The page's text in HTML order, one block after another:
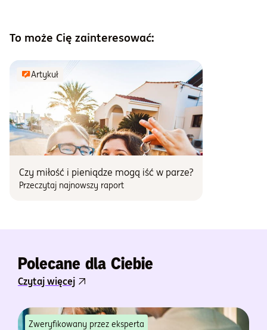
To może Cię zainteresować:
Artykuł
Czy miłość i pieniądze mogą iść w parze?
Przeczytaj najnowszy raport
Polecane dla Ciebie
Czytaj więcej
Zweryfikowany przez eksperta